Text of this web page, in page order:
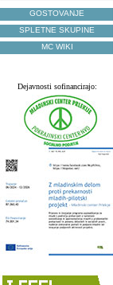
GOSTOVANJE
SPLETNE SKUPINE
MC WIKI
Dejavnosti sofinancirajo: